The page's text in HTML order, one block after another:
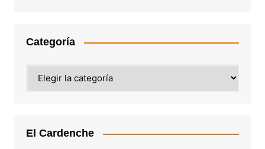
Categoría
El Cardenche